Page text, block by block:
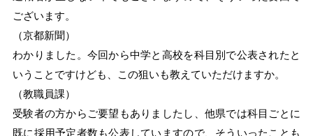
ございます。
（京都新聞）
わかりました。今回から中学と高校を科目別で公表されたと
いうことですけども、この狙いも教えていただけますか。
（教職員課）
受験者の方からご要望もありましたし、他県では科目ごとに
既に採用予定者数も公表していますので、そういったことも